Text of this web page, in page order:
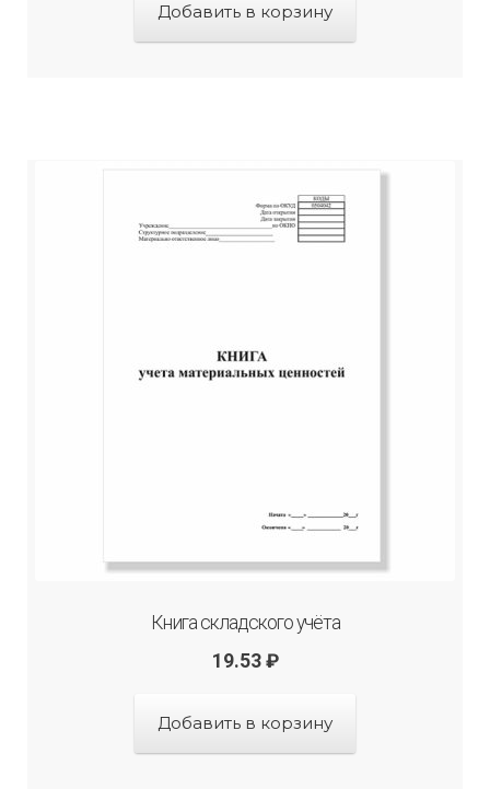
Добавить в корзину
Книга складского учёта
19.53 ₽
Добавить в корзину